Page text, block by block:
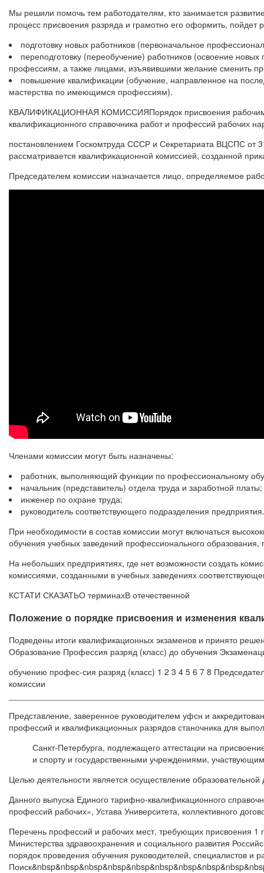
Мы решили помочь тем работодателям, кто занимается
процесс присвоения разряда и грамотно его оформить, пойдет
подготовку новых работников (первоначальное
переподготовку (переобучение) работников (освоение
профессиям, а также лицами, изъявившими желание сменить
повышение квалификации (обучение, направленное на
мастерства по имеющимся профессиям).
КВАЛИФИКАЦИОННАЯ КОМИССИЯПорядок присвоения рабочим
квалификационного справочника работ и профессий рабочих
постановлением Госкомтруда СССР и Секретариата ВЦСПС от
рассматривается квалификационной комиссией, созданной
Председателем комиссии назначается лицо, определяемое
Членами комиссии могут быть назначены:
работник, выполняющий функции по профессиональному
начальник (представитель) отдела труда и заработной платы;
инженер по охране труда;
руководитель соответствующего подразделения предприятия.
При необходимости в состав комиссии могут включаться
обучения учебных заведений профессионального
На небольших предприятиях, где нет возможности создать
комиссиями, созданными в учебных заведениях
КСТАТИ СКАЗАТЬО терминахВ отечественной
Положение о порядке присвоения и изменения
Подведены итоги квалификационных экзаменов и принято
Образование Профессия разряд (класс) до обучения
обучению профес-сия разряд (класс) 1 2 3 4 5 6 7 8
комиссии
Представление, заверенное руководителем уфсн и
профессий и квалификационных разрядов станочника для
Санкт-Петербурга, подлежащего аттестации на
и спорту и государственными учреждениями,
Целью деятельности является осуществление
Данного выпуска Единого тарифно-квалификационного
профессий рабочих», Устава Университета, коллективного
Перечень профессий и рабочих мест, требующих присвоения 1
Министерства здравоохранения и социального развития
порядок проведения обучения руководителей, специалистов